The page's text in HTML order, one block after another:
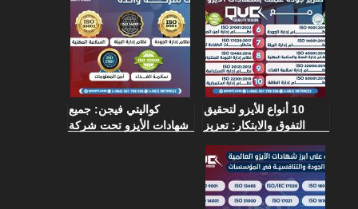
10 أنواع للأيزو لتحقيق
التفوق والابتكار: تعزيز
الأيزو مع Quality Vision
Consultancy
كواليتي فيجن: جميع
شهادات الأيزو تحت شركة